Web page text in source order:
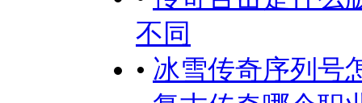
不同
• 冰雪传奇序列号